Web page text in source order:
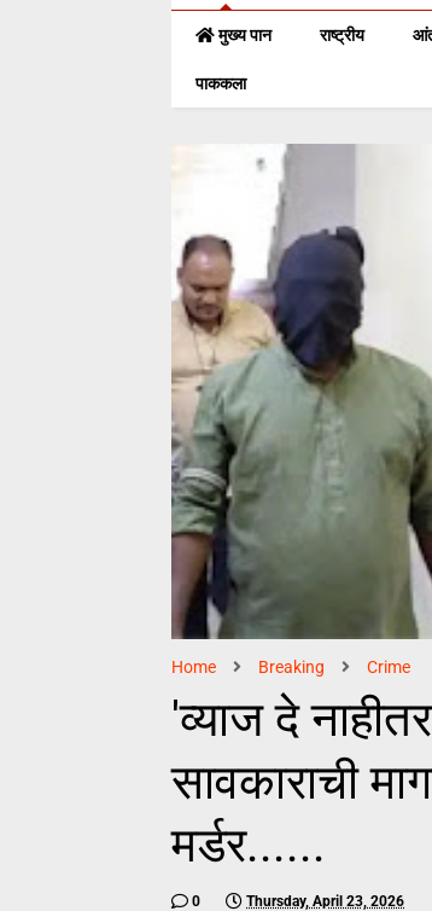
मुख्य पान राष्ट्रीय
पाककला
Home Breaking Crime
'व्याज दे
सावकाराची
मर्डर......
0 Thursday, April 23, 2026